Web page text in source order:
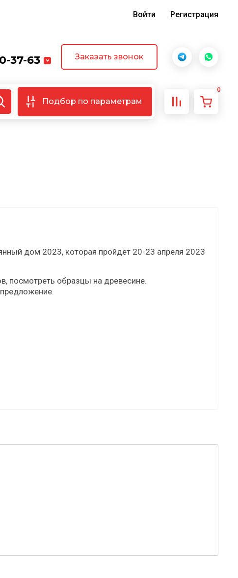
Войти Регистрация
37-63 Заказать звонок
Подбор по параметрам
0
дом 2023, которая пройдет 20-23 апреля 2023
посмотреть образцы на древесине.